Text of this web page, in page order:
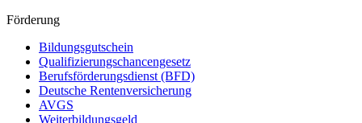
Förderung
Bildungsgutschein
Qualifizierungschancengesetz
Berufsförderungsdienst (BFD)
Deutsche Rentenversicherung
AVGS
Weiterbildungsgeld